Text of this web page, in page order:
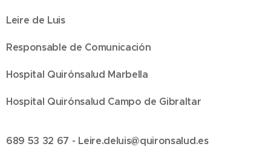
Leire de Luis
Responsable de Comunicación
Hospital Quirónsalud Marbella
Hospital Quirónsalud Campo de Gibraltar
689 53 32 67 - Leire.deluis@quironsalud.es